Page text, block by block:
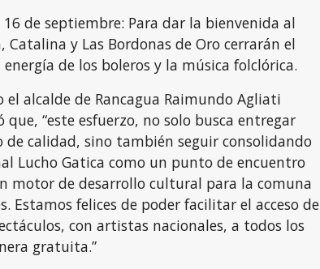
septiembre: Para dar la bienvenida al
Catalina y Las Bordonas de Oro cerrarán el
de los boleros y la música folclórica.
el alcalde de Rancagua Raimundo Agliati
que, “este esfuerzo, no solo busca entregar
calidad, sino también seguir consolidando
Lucho Gatica como un punto de encuentro
motor de desarrollo cultural para la comuna
Estamos felices de poder facilitar el acceso de
con artistas nacionales, a todos los
gratuita.”